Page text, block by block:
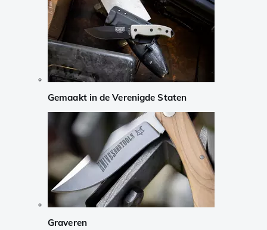
Gemaakt in de Verenigde Staten
Graveren